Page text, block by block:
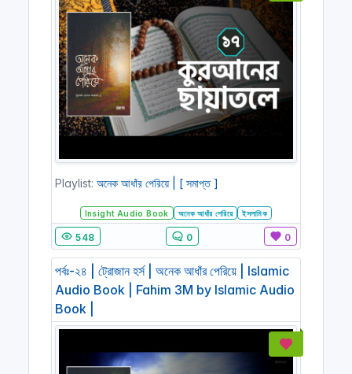
Playlist: অনেক আধাঁর পেরিয়ে | [ সমাপ্ত ]
Insight Audio Book অনেক আধাঁর পেরিয়ে ইসলামিক
548 0 0
পর্বঃ-২৪ | ট্রোজান হর্স | অনেক আধাঁর পেরিয়ে | Islamic
Audio Book | Fahim 3M by Islamic Audio
Book |